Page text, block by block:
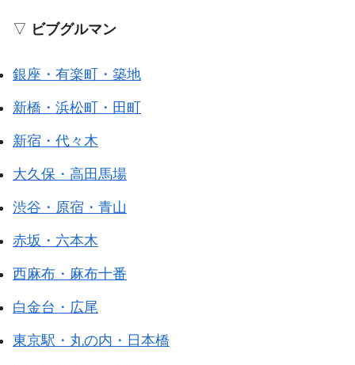
▽ ビブグルマン
銀座・有楽町・築地
新橋・浜松町・田町
新宿・代々木
大久保・高田馬場
渋谷・原宿・青山
赤坂・六本木
西麻布・麻布十番
白金台・広尾
東京駅・丸の内・日本橋